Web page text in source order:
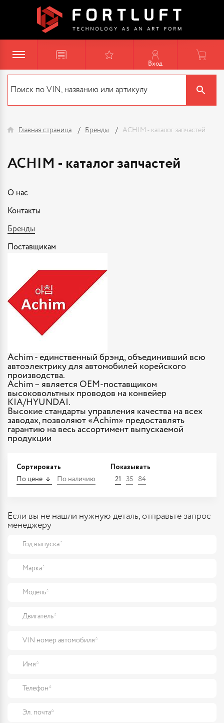
Вход
Главная страница Бренды ACHIM - каталог запчастей
ACHIM - каталог запчастей
О нас
Контакты
Бренды
Поставщикам
Achim - единственный брэнд, объединивший всю
автоэлектрику для автомобилей корейского
производства.
Achim – является OEM-поставщиком
высоковольтных проводов на конвейер
KIA/HYUNDAI.
Высокие стандарты управления качества на всех
заводах, позволяют «Achim» предоставлять
гарантию на весь ассортимент выпускаемой
продукции
Сортировать
По цене По наличию
Показывать
21 35 84
Если вы не нашли нужную деталь, отправьте запрос
менеджеру